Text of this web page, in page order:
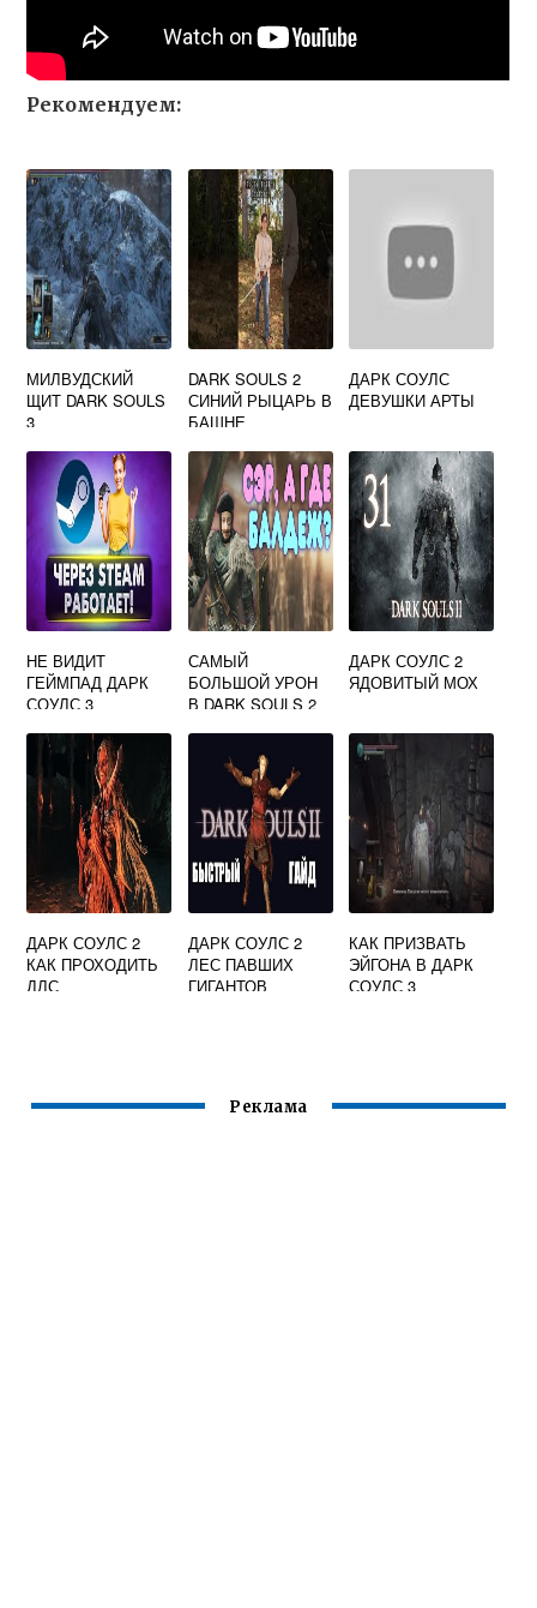
Рекомендуем:
МИЛВУДСКИЙ
ЩИТ DARK SOULS
3
DARK SOULS 2
СИНИЙ РЫЦАРЬ В
БАШНЕ
ДАРК СОУЛС
ДЕВУШКИ АРТЫ
НЕ ВИДИТ
ГЕЙМПАД ДАРК
СОУЛС 3
САМЫЙ
БОЛЬШОЙ УРОН
В DARK SOULS 2
ДАРК СОУЛС 2
ЯДОВИТЫЙ МОХ
ДАРК СОУЛС 2
КАК ПРОХОДИТЬ
ДЛС
ДАРК СОУЛС 2
ЛЕС ПАВШИХ
ГИГАНТОВ
КАК ПРИЗВАТЬ
ЭЙГОНА В ДАРК
СОУЛС 3
Реклама